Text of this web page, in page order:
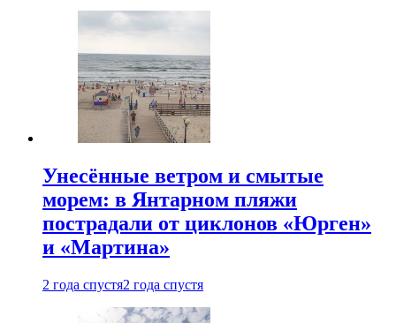
Унесённые ветром и смытые
морем: в Янтарном пляжи
пострадали от циклонов «Юрген»
и «Мартина»
2 года спустя2 года спустя